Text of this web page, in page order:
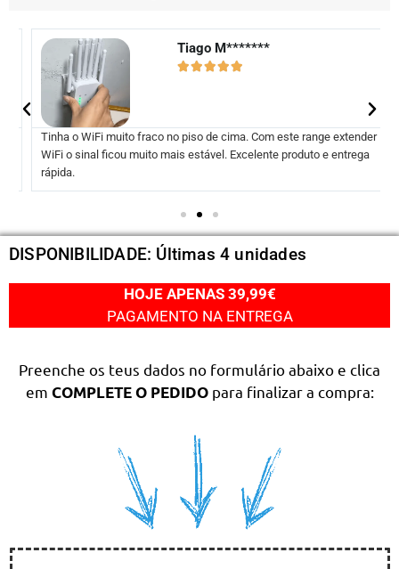
Tiago M*******
   
Tinha o WiFi muito fraco no piso de cima. Com este range extender
WiFi o sinal ficou muito mais estável. Excelente produto e entrega
rápida.
DISPONIBILIDADE: Últimas 4 unidades
HOJE APENAS 39,99€
PAGAMENTO NA ENTREGA
Preenche os teus dados no formulário abaixo e clica
em COMPLETE O PEDIDOpara finalizar a compra: